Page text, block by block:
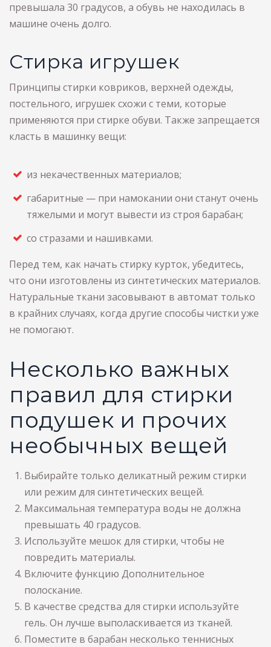
превышала 30 градусов, а обувь не находилась в
машине очень долго.
Стирка игрушек
Принципы стирки ковриков, верхней одежды,
постельного, игрушек схожи с теми, которые
применяются при стирке обуви. Также запрещается
класть в машинку вещи:
из некачественных материалов;
габаритные — при намокании они станут очень
тяжелыми и могут вывести из строя барабан;
со стразами и нашивками.
Перед тем, как начать стирку курток, убедитесь,
что они изготовлены из синтетических материалов.
Натуральные ткани засовывают в автомат только
в крайних случаях, когда другие способы чистки уже
не помогают.
Несколько важных
правил для стирки
подушек и прочих
необычных вещей
Выбирайте только деликатный режим стирки
или режим для синтетических вещей.
Максимальная температура воды не должна
превышать 40 градусов.
Используйте мешок для стирки, чтобы не
повредить материалы.
Включите функцию Дополнительное
полоскание.
В качестве средства для стирки используйте
гель. Он лучше выполаскивается из тканей.
Поместите в барабан несколько теннисных